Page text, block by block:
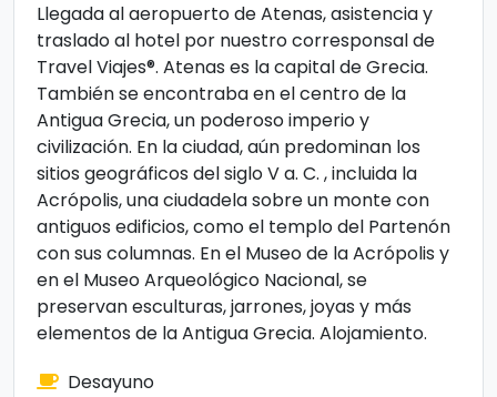
Llegada al aeropuerto de Atenas, asistencia y
traslado al hotel por nuestro corresponsal de
Travel Viajes®. Atenas es la capital de Grecia.
También se encontraba en el centro de la
Antigua Grecia, un poderoso imperio y
civilización. En la ciudad, aún predominan los
sitios geográficos del siglo V a. C. , incluida la
Acrópolis, una ciudadela sobre un monte con
antiguos edificios, como el templo del Partenón
con sus columnas. En el Museo de la Acrópolis y
en el Museo Arqueológico Nacional, se
preservan esculturas, jarrones, joyas y más
elementos de la Antigua Grecia. Alojamiento.
Desayuno